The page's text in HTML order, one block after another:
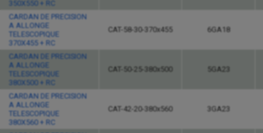
350X550 + RC
CARDAN DE PRECISION
A ALLONGE
TELESCOPIQUE
370X455 + RC
CAT-58-30-370x455 6GA18
CARDAN DE PRECISION
A ALLONGE
TELESCOPIQUE
380X500 + RC
CAT-50-25-380x500 5GA23
CARDAN DE PRECISION
A ALLONGE
TELESCOPIQUE
380X560 + RC
CAT-42-20-380x560 3GA23